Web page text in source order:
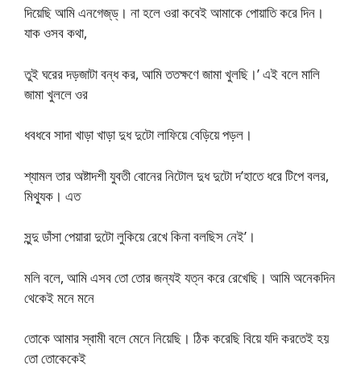
দিয়েছি আমি এনগেজ্‌ড্‌। না হলে ওরা কবেই আমাকে পোয়াতি করে দিন।
যাক ওসব কথা,
তুই ঘরের দড়জাটা বন্ধ কর, আমি ততক্ষণে জামা খুলছি।’ এই বলে মালি
জামা খুললে ওর
ধবধবে সাদা খাড়া খাড়া দুধ দুটো লাফিয়ে বেড়িয়ে পড়ল।
শ্যামল তার অষ্টাদশী যুবতী বোনের নিটোল দুধ দুটো দ’হাতে ধরে টিপে বলর,
মিথ্যুক। এত
সুন্দু ডাঁসা পেয়ারা দুটো লুকিয়ে রেখে কিনা বলছিস নেই’।
মলি বলে, আমি এসব তো তোর জন্যই যত্ন করে রেখেছি। আমি অনেকদিন
থেকেই মনে মনে
তোকে আমার স্বামী বলে মেনে নিয়েছি। ঠিক করেছি বিয়ে যদি করতেই হয়
তো তোকেকেই